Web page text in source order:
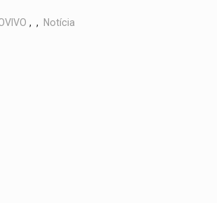
, , Notícia